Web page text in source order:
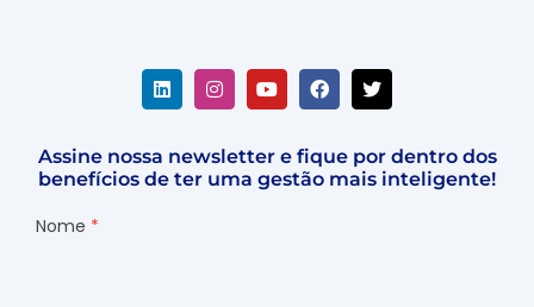
Assine nossa newsletter e fique por dentro dos
benefícios de ter uma gestão mais inteligente!
Nome